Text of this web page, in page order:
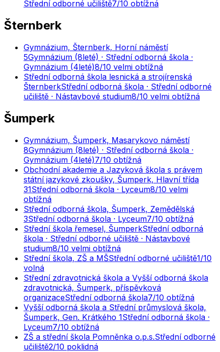
Střední odborné učiliště7/10 obtížná
Šternberk
Gymnázium, Šternberk, Horní náměstí
5Gymnázium (8leté) · Střední odborná škola ·
Gymnázium (4leté)8/10 velmi obtížná
Střední odborná škola lesnická a strojírenská
ŠternberkStřední odborná škola · Střední odborné
učiliště · Nástavbové studium8/10 velmi obtížná
Šumperk
Gymnázium, Šumperk, Masarykovo náměstí
8Gymnázium (8leté) · Střední odborná škola ·
Gymnázium (4leté)7/10 obtížná
Obchodní akademie a Jazyková škola s právem
státní jazykové zkoušky, Šumperk, Hlavní třída
31Střední odborná škola · Lyceum8/10 velmi
obtížná
Střední odborná škola, Šumperk, Zemědělská
3Střední odborná škola · Lyceum7/10 obtížná
Střední škola řemesel, ŠumperkStřední odborná
škola · Střední odborné učiliště · Nástavbové
studium8/10 velmi obtížná
Střední škola, ZŠ a MŠStřední odborné učiliště1/10
volná
Střední zdravotnická škola a Vyšší odborná škola
zdravotnická, Šumperk, příspěvková
organizaceStřední odborná škola7/10 obtížná
Vyšší odborná škola a Střední průmyslová škola,
Šumperk, Gen. Krátkého 1Střední odborná škola ·
Lyceum7/10 obtížná
ZŠ a střední škola Pomněnka o.p.s.Střední odborné
učiliště2/10 poklidná